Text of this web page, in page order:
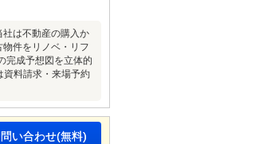
は不動産の購入か
件をリノベ・リフ
完成予想図を立体的
資料請求・来場予約
い合わせ(無料)